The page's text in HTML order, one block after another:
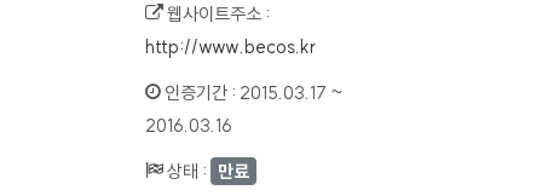
웹사이트주소 :
http://www.becos.kr
인증기간 : 2015.03.17 ~
2016.03.16
상태 : 만료